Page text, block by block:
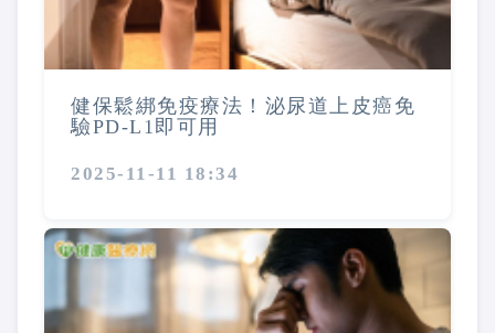
健保鬆綁免疫療法！泌尿道上皮癌免
驗PD-L1即可用
2025-11-11 18:34